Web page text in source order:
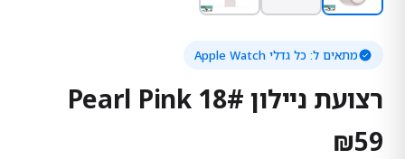
מתאים ל: כל גדלי Apple Watch
רצועת ניילון 18# Pearl Pink
₪59